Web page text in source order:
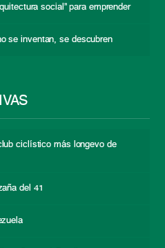
social” para emprender
se inventan, se descubren
ciclístico más longevo de
del 41